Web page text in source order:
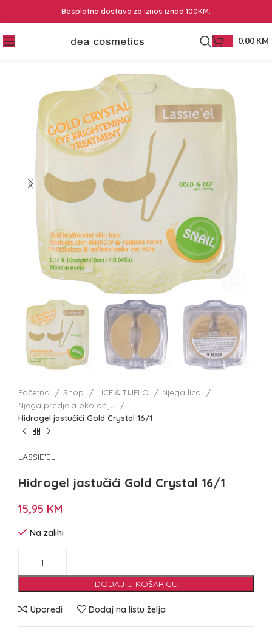
Besplatna dostava za iznos iznad 100KM.
0,00 KM
Početna Shop LICE & TIJELO
Njega lica
Njega predjela oko očiju
Hidrogel jastučići Gold Crystal 16/1
LASSIE'EL
Hidrogel jastučići Gold Crystal 16/1
15,95 KM
Na zalihi
DODAJ U KOŠARICU
Uporedi Dodaj na listu želja